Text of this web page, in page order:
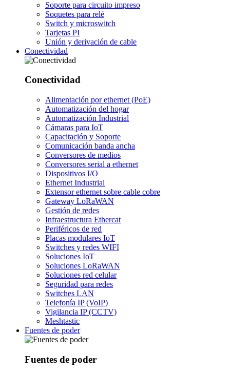
Soporte para circuito impreso
Soquetes para relé
Switch y microswitch
Tarjetas PI
Unión y derivación de cable
Conectividad
Conectividad
Alimentación por ethernet (PoE)
Automatización del hogar
Automatización Industrial
Cámaras para IoT
Capacitación y Soporte
Comunicación banda ancha
Conversores de medios
Conversores serial a ethernet
Dispositivos I/O
Ethernet Industrial
Extensor ethernet sobre cable cobre
Gateway LoRaWAN
Gestión de redes
Infraestructura Ethercat
Periféricos de red
Placas modulares IoT
Switches y redes WIFI
Soluciones IoT
Soluciones LoRaWAN
Soluciones red celular
Seguridad para redes
Switches LAN
Telefonía IP (VoIP)
Vigilancia IP (CCTV)
Meshtastic
Fuentes de poder
Fuentes de poder